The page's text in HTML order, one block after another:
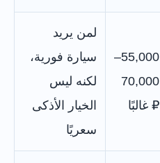
55,000–
70,000
₽ غالبًا
لمن يريد
سيارة فورية،
لكنه ليس
الخيار الأذكى
سعريًا